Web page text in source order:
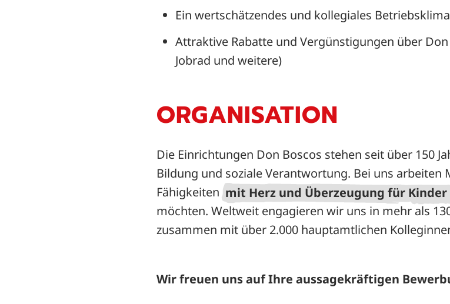
Ein wertschätzendes und kollegiales Betriebsklima
Attraktive Rabatte und Vergünstigungen über
Jobrad und weitere)
ORGANISATION
Die Einrichtungen Don Boscos stehen seit über 150
Bildung und soziale Verantwortung. Bei uns arbeiten
Fähigkeiten mit Herz und Überzeugung für Kinder
möchten. Weltweit engagieren wir uns in mehr als
zusammen mit über 2.000 hauptamtlichen
Wir freuen uns auf Ihre aussagekräftigen